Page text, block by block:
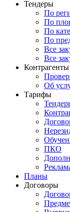
Тендеры
По
По
По
По
Все
Все
Контрагенты
Об
Тарифы
ПКО
Планы
Договоры